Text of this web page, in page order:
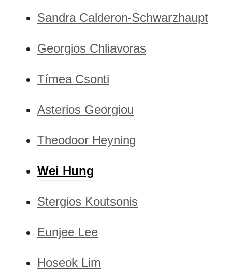
Sandra Calderon-Schwarzhaupt
Georgios Chliavoras
Tímea Csonti
Asterios Georgiou
Theodoor Heyning
Wei Hung
Stergios Koutsonis
Eunjee Lee
Hoseok Lim